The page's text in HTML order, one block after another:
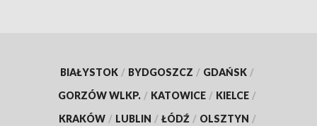
BIAŁYSTOK / BYDGOSZCZ / GDAŃSK /
GORZÓW WLKP. / KATOWICE / KIELCE /
KRAKÓW / LUBLIN / ŁÓDŹ / OLSZTYN /